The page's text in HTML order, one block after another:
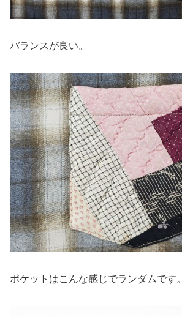
バランスが良い。
ポケットはこんな感じでランダムです。